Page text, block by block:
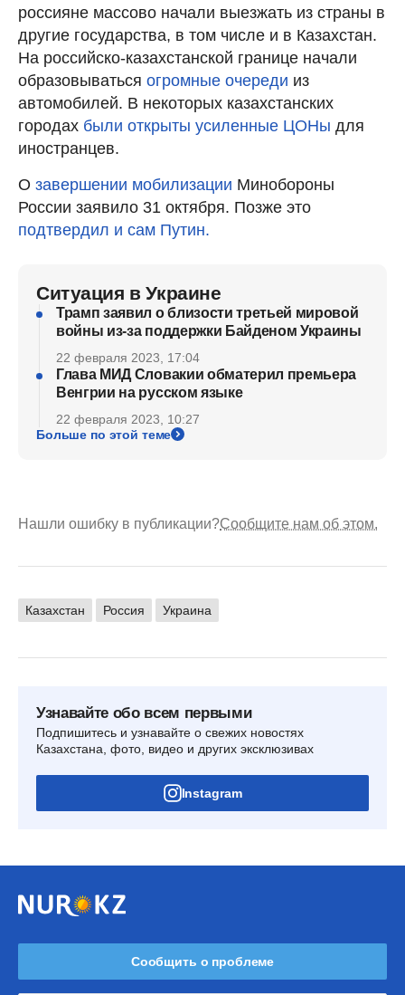
россияне массово начали выезжать из страны в
другие государства, в том числе и в Казахстан.
На российско-казахстанской границе начали
образовываться огромные очереди из
автомобилей. В некоторых казахстанских
городах были открыты усиленные ЦОНы для
иностранцев.
О завершении мобилизации Минобороны
России заявило 31 октября. Позже это
подтвердил и сам Путин.
Ситуация в Украине
Трамп заявил о близости третьей мировой
войны из-за поддержки Байденом Украины
22 февраля 2023, 17:04
Глава МИД Словакии обматерил премьера
Венгрии на русском языке
22 февраля 2023, 10:27
Больше по этой теме
Нашли ошибку в публикации?Сообщите нам об этом.
Казахстан Россия Украина
Узнавайте обо всем первыми
Подпишитесь и узнавайте о свежих новостях
Казахстана, фото, видео и других эксклюзивах
Instagram
Сообщить о проблеме